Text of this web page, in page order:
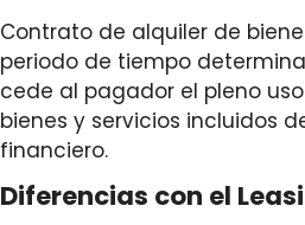
Contrato de alquiler de
periodo de tiempo
cede al pagador el pleno
bienes y servicios incluidos
financiero.
Diferencias con el